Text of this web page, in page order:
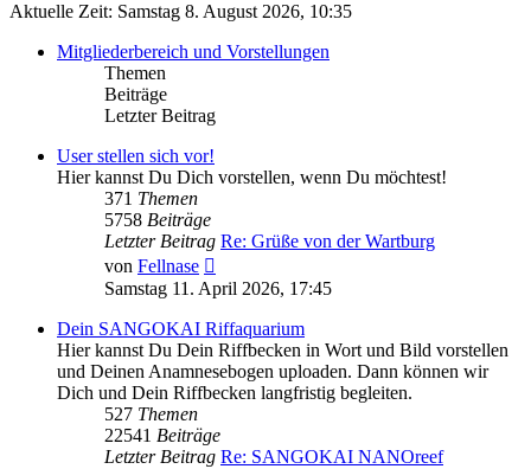
Aktuelle Zeit: Samstag 8. August 2026, 10:35
Mitgliederbereich und Vorstellungen
Themen
Beiträge
Letzter Beitrag
User stellen sich vor!
Hier kannst Du Dich vorstellen, wenn Du möchtest!
371 Themen
5758 Beiträge
Letzter Beitrag Re: Grüße von der Wartburg
von Fellnase
Beitrag
Samstag 11. April 2026, 17:45
Dein SANGOKAI Riffaquarium
Hier kannst Du Dein Riffbecken in Wort und Bild vorstellen
und Deinen Anamnesebogen uploaden. Dann können wir
Dich und Dein Riffbecken langfristig begleiten.
527 Themen
22541 Beiträge
Letzter Beitrag Re: SANGOKAI NANOreef